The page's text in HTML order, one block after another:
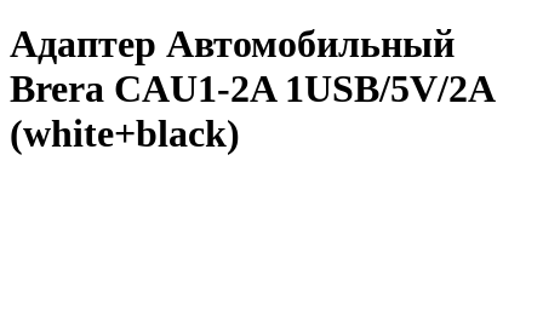
Адаптер Автомобильный
Brera CAU1-2A 1USB/5V/2A
(white+black)